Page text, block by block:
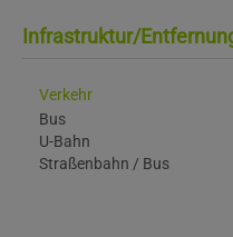
Infrastruktur/
Verkehr
Bus
U-Bahn
Straßenbahn / Bus